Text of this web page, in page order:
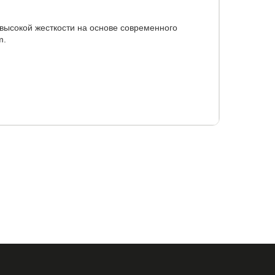
жесткости на основе современного
кг.
месту.